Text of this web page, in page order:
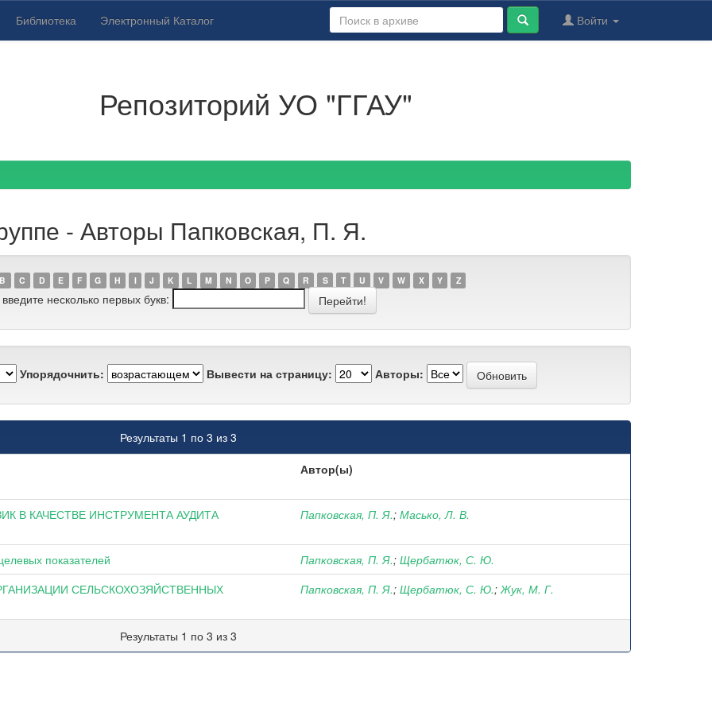
Библиотека Электронный Каталог Войти
Репозиторий УО "ГГАУ"
- Авторы Папковская, П. Я.
B C D E F G H I J K L M N O P Q R S T U V W X Y Z
несколько первых букв:
Упорядочнить: Вывести на страницу: Авторы:
Результаты 1 по 3 из 3
Автор(ы)
В КАЧЕСТВЕ ИНСТРУМЕНТА АУДИТА
Папковская, П. Я.; Масько, Л. В.
показателей Папковская, П. Я.; Щербатюк, С. Ю.
СЕЛЬСКОХОЗЯЙСТВЕННЫХ
Папковская, П. Я.; Щербатюк, С. Ю.;Жук, М. Г.
Результаты 1 по 3 из 3